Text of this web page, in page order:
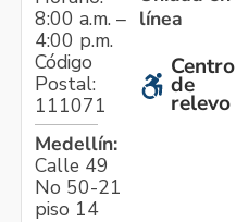
8:00 a.m. –
4:00 p.m.
Código
Postal:
111071
Medellín:
Calle 49
No 50-21
piso 14
línea
Centro
de
relevo